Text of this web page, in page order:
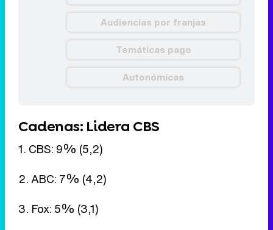
Audiencias por franjas
Temáticas pago
Autonómicas
Cadenas: Lidera CBS
1. CBS: 9% (5,2)
2. ABC: 7% (4,2)
3. Fox: 5% (3,1)